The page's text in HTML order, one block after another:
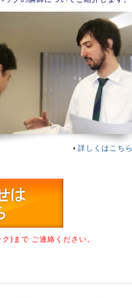
詳しくはこちら
)まで ご連絡ください。